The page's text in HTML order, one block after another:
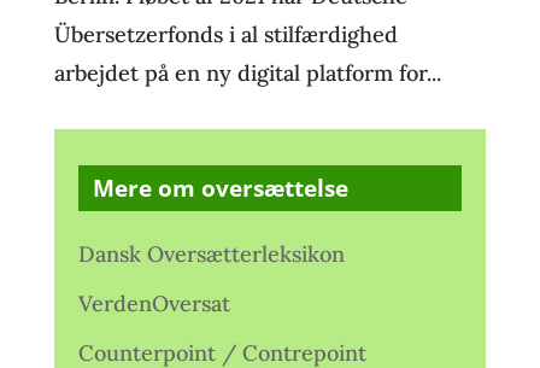
Übersetzerfonds i al stilfærdighed
arbejdet på en ny digital platform for...
Mere om oversættelse
Dansk Oversætterleksikon
VerdenOversat
Counterpoint / Contrepoint